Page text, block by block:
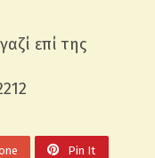
επί της
Pin It